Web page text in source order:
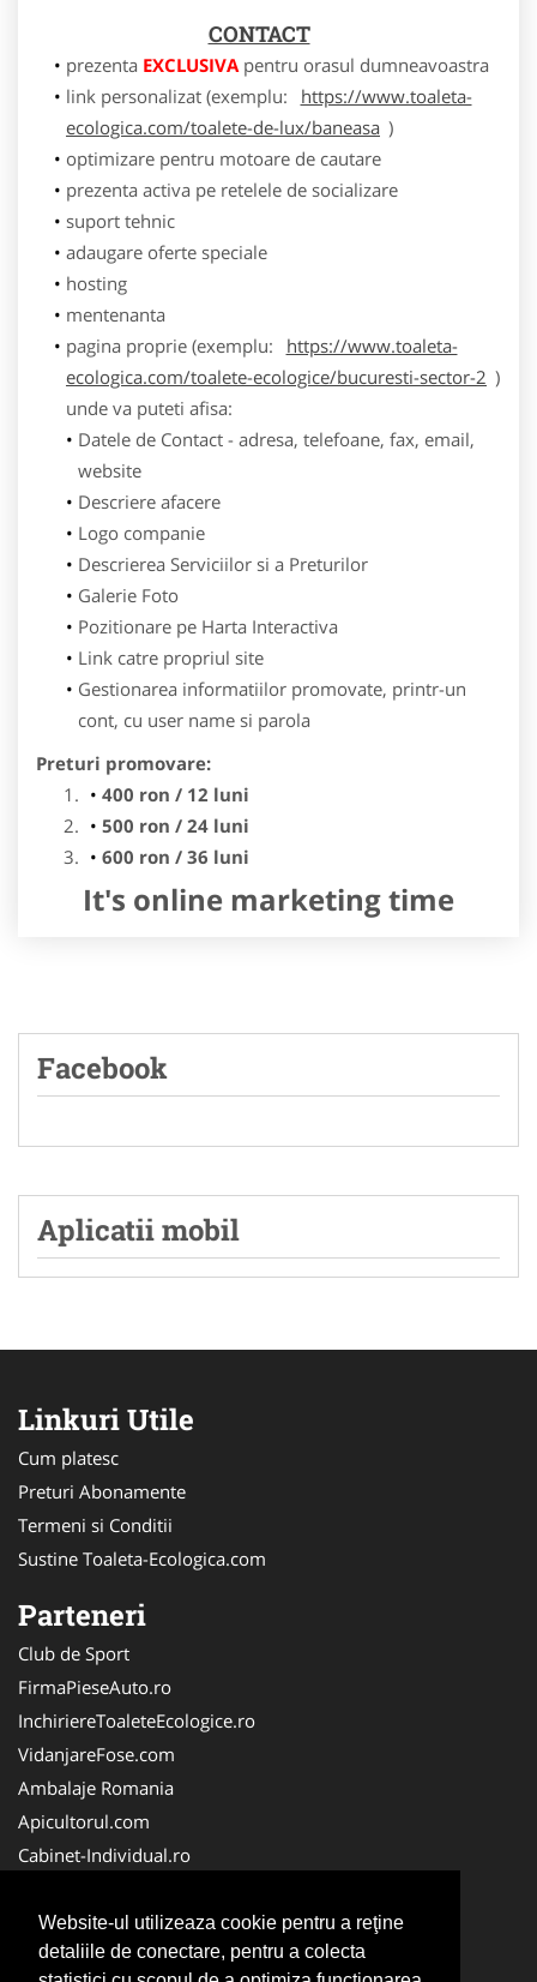
Website-ul utilizeaza cookie pentru a reţine
detaliile de conectare, pentru a colecta
CONTACT
prezenta EXCLUSIVApentru orasul dumneavoastra
link personalizat (exemplu:
https://www.toaleta-
ecologica.com/toalete-de-lux/baneasa )
optimizare pentru motoare de cautare
prezenta activa pe retelele de socializare
suport tehnic
adaugare oferte speciale
hosting
mentenanta
pagina proprie (exemplu:
https://www.toaleta-
ecologica.com/toalete-ecologice/bucuresti-sector-2 )
unde va puteti afisa:
Datele de Contact - adresa, telefoane, fax, email,
website
Descriere afacere
Logo companie
Descrierea Serviciilor si a Preturilor
Galerie Foto
Pozitionare pe Harta Interactiva
Link catre propriul site
Gestionarea informatiilor promovate, printr-un
cont, cu user name si parola
Preturi promovare:
400 ron / 12 luni
500 ron / 24 luni
600 ron / 36 luni
It's online marketing time
Facebook
Aplicatii mobil
Linkuri Utile
Cum platesc
Preturi Abonamente
Termeni si Conditii
Sustine Toaleta-Ecologica.com
Parteneri
Club de Sport
FirmaPieseAuto.ro
InchiriereToaleteEcologice.ro
VidanjareFose.com
Ambalaje Romania
Apicultorul.com
Cabinet-Individual.ro
ConstructiiHaleMetalice.ro
FirmaDeratizare.ro